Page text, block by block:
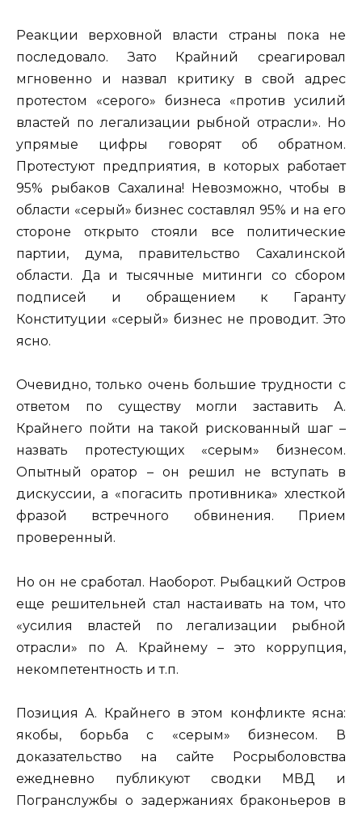
Реакции верховной власти страны пока не
последовало. Зато Крайний среагировал
мгновенно и назвал критику в свой адрес
протестом «серого» бизнеса «против усилий
властей по легализации рыбной отрасли». Но
упрямые цифры говорят об обратном.
Протестуют предприятия, в которых работает
95% рыбаков Сахалина! Невозможно, чтобы в
области «серый» бизнес составлял 95% и на его
стороне открыто стояли все политические
партии, дума, правительство Сахалинской
области. Да и тысячные митинги со сбором
подписей и обращением к Гаранту
Конституции «серый» бизнес не проводит. Это
ясно.
Очевидно, только очень большие трудности с
ответом по существу могли заставить А.
Крайнего пойти на такой рискованный шаг –
назвать протестующих «серым» бизнесом.
Опытный оратор – он решил не вступать в
дискуссии, а «погасить противника» хлесткой
фразой встречного обвинения. Прием
проверенный.
Но он не сработал. Наоборот. Рыбацкий Остров
еще решительней стал настаивать на том, что
«усилия властей по легализации рыбной
отрасли» по А. Крайнему – это коррупция,
некомпетентность и т.п.
Позиция А. Крайнего в этом конфликте ясна:
якобы, борьба с «серым» бизнесом. В
доказательство на сайте Росрыболовства
ежедневно публикуют сводки МВД и
Погранслужбы о задержаниях браконьеров в